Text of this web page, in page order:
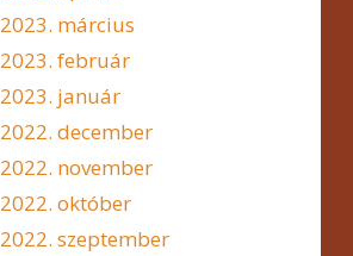
2023. március
2023. február
2023. január
2022. december
2022. november
2022. október
2022. szeptember